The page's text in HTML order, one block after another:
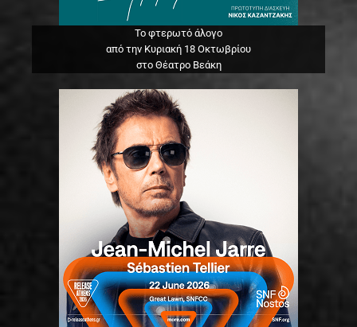
Το φτερωτό άλογο
από την Κυριακή 18 Οκτωβρίου
στο Θέατρο Βεάκη